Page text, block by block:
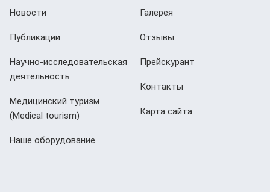
Новости
Публикации
Научно-исследовательская
деятельность
Медицинский туризм
(Мedical tourism)
Наше оборудование
Галерея
Отзывы
Прейскурант
Контакты
Карта сайта